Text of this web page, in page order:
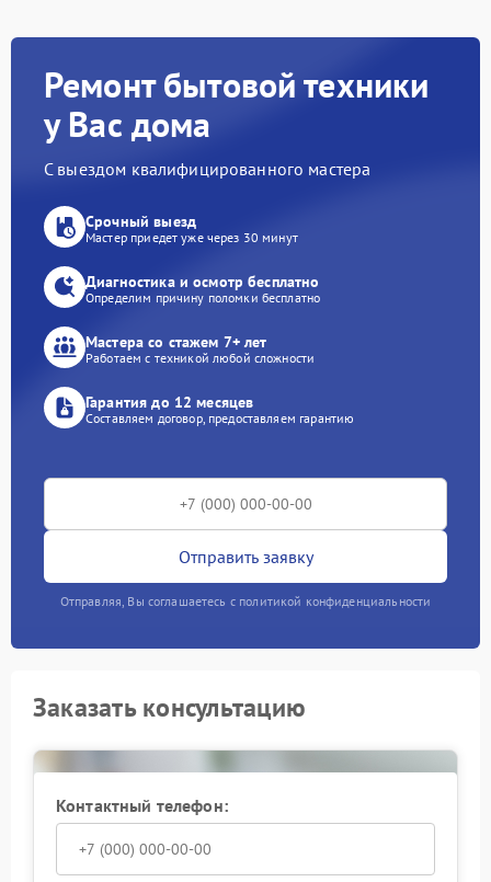
Ремонт бытовой техники
у Вас дома
С выездом квалифицированного мастера
Срочный выезд
Мастер приедет уже через 30 минут
Диагностика и осмотр бесплатно
Определим причину поломки бесплатно
Мастера со стажем 7+ лет
Работаем с техникой любой сложности
Гарантия до 12 месяцев
Составляем договор, предоставляем гарантию
Отправить заявку
Отправляя, Вы соглашаетесь с политикой конфиденциальности
Заказать консультацию
Контактный телефон: